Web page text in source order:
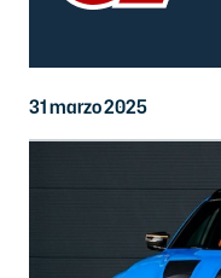
31 marzo 2025